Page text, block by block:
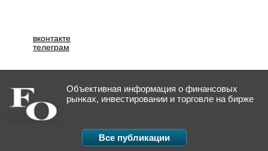
вконтакте
телеграм
Объективная информация о финансовых
рынках, инвестировании и торговле на бирже
Все публикации